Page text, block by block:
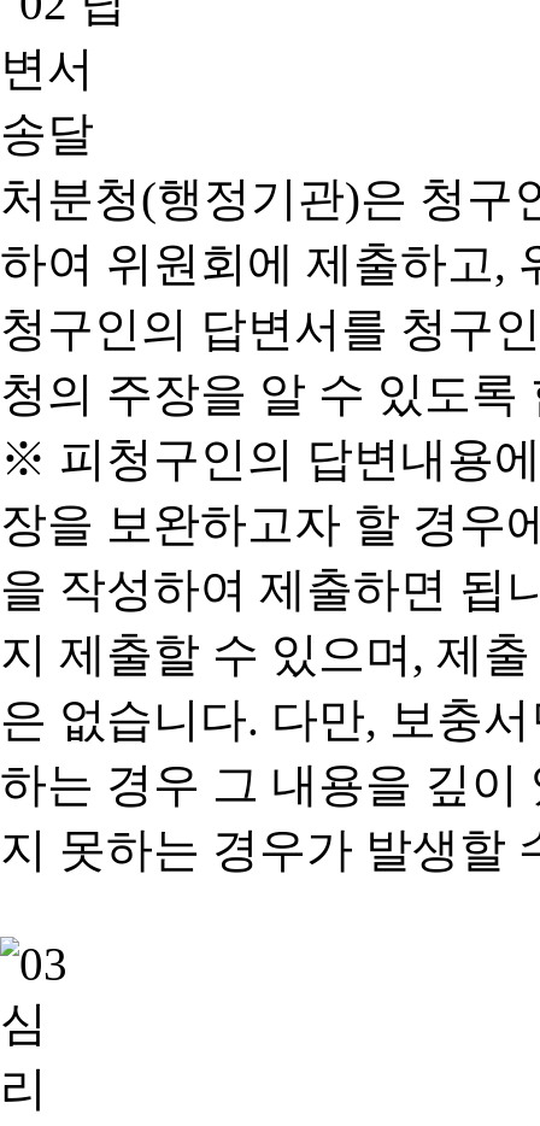
처분청(행정기관)은 청구
하여 위원회에 제출하고,
청구인의 답변서를 청구
청의 주장을 알 수 있도록
※ 피청구인의 답변내용
장을 보완하고자 할 경우
을 작성하여 제출하면 됩
지 제출할 수 있으며, 제
은 없습니다. 다만, 보충
하는 경우 그 내용을 깊이
지 못하는 경우가 발생할